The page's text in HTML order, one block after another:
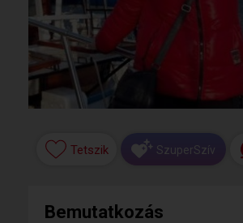
Tetszik SzuperSzív
Bemutatkozás